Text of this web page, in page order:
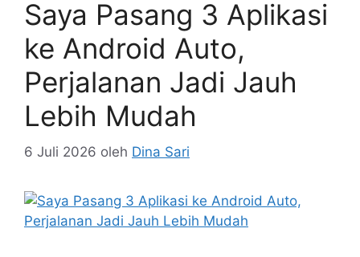
Saya Pasang 3 Aplikasi
ke Android Auto,
Perjalanan Jadi Jauh
Lebih Mudah
6 Juli 2026 oleh Dina Sari